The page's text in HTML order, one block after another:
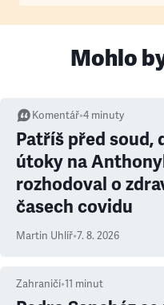
Mohlo
Komentář•4 minuty
Patříš před soud,
útoky na
rozhodoval o
časech covidu
Martin Uhlíř•7. 8. 2026
Zahraničí•11 minut